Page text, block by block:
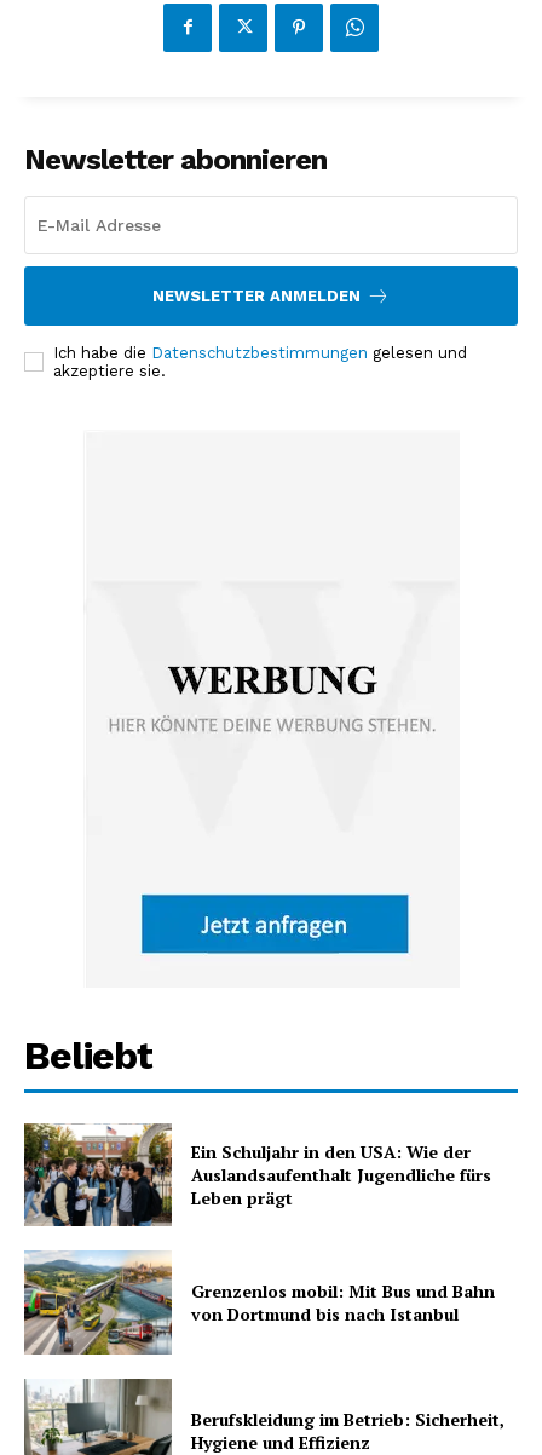
Newsletter abonnieren
NEWSLETTER ANMELDEN
Ich habe die Datenschutzbestimmungen gelesen und
akzeptiere sie.
Beliebt
Ein Schuljahr in den USA: Wie der
Auslandsaufenthalt Jugendliche fürs
Leben prägt
Grenzenlos mobil: Mit Bus und Bahn
von Dortmund bis nach Istanbul
Berufskleidung im Betrieb: Sicherheit,
Hygiene und Effizienz